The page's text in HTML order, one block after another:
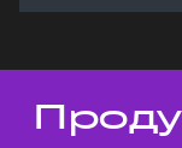
Темы